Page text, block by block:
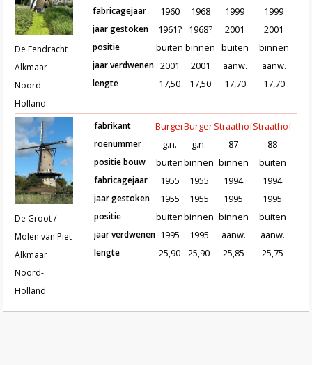
De Eendracht
Alkmaar
Noord-
Holland
Roeden van molen De Eendracht in
fabricagejaar
jaar gestoken
positie
jaar verdwenen
lengte
1960
1961?
buiten
2001
17,50
1968
1968?
binnen
2001
17,50
1999
2001
buiten
aanw.
17,70
1999
2001
binnen
aanw.
17,70
De Groot /
Molen van Piet
Alkmaar
Noord-
Holland
Roeden van molen De Groot / Molen
fabrikant
roenummer
positie bouw
fabricagejaar
jaar gestoken
positie
jaar verdwenen
lengte
Burger
g.n.
buiten
1955
1955
buiten
1995
25,90
Burger
g.n.
binnen
1955
1955
binnen
1995
25,90
Straathof
87
binnen
1994
1995
binnen
aanw.
25,85
Straathof
88
buiten
1994
1995
buiten
aanw.
25,75